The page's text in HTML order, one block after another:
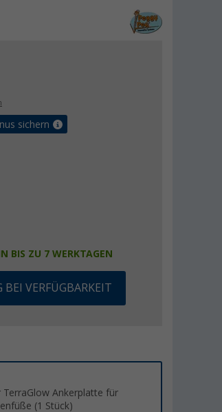
sichern
BIS ZU 7 WERKTAGEN
VERFÜGBARKEIT
TerraGlow Ankerplatte für
(1 Stück)